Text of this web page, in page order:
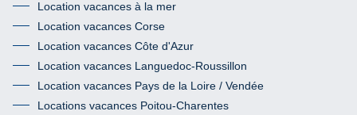
Location vacances à la mer
Location vacances Corse
Location vacances Côte d'Azur
Location vacances Languedoc-Roussillon
Location vacances Pays de la Loire / Vendée
Locations vacances Poitou-Charentes